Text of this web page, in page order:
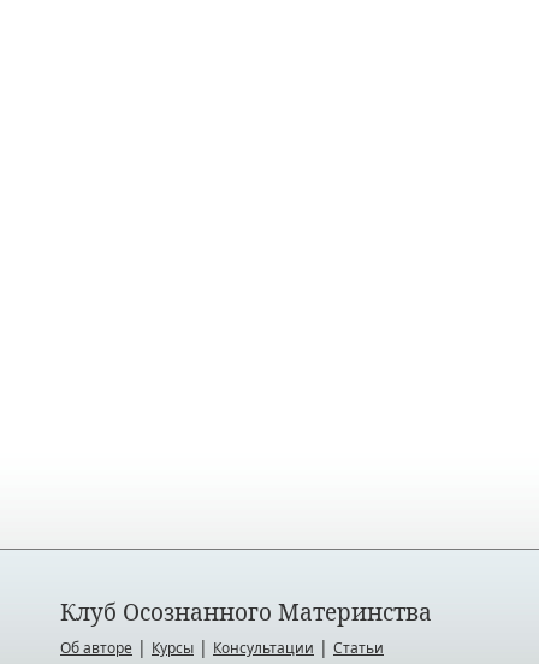
Клуб Осознанного Материнства
Об авторе | Курсы | Консультации | Статьи